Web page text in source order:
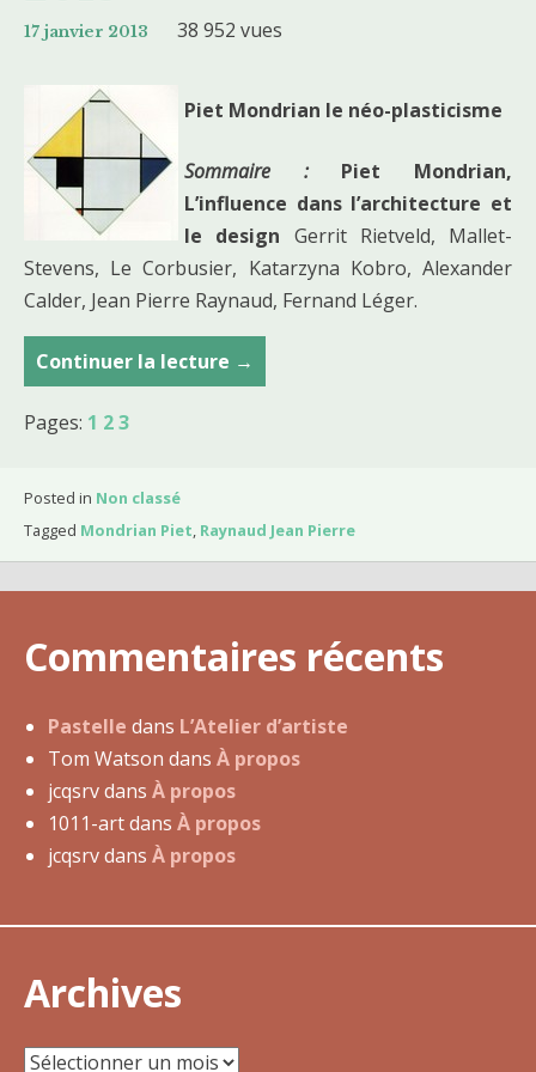
17 janvier 2013 38 952 vues
Piet Mondrian le néo-plasticisme
Sommaire : Piet Mondrian,
L’influence dans l’architecture et
le design Gerrit Rietveld, Mallet-
Stevens, Le Corbusier, Katarzyna Kobro, Alexander
Calder, Jean Pierre Raynaud, Fernand Léger.
Continuer la lecture C
o
d
u
1
j
n
v
e
→
Pages: 1 23
Posted in Non classé
Tagged Mondrian Piet, Raynaud Jean Pierre
Commentaires récents
Pastelle dans L’Atelier d’artiste
Tom Watson dans À propos
jcqsrvdans À propos
1011-artdans À propos
jcqsrvdans À propos
Archives
Archives